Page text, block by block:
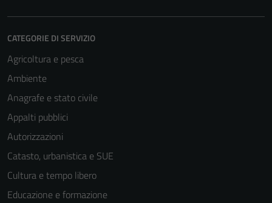
CATEGORIE DI SERVIZIO
Agricoltura e pesca
Ambiente
Anagrafe e stato civile
Appalti pubblici
Autorizzazioni
Catasto, urbanistica e SUE
Cultura e tempo libero
Educazione e formazione